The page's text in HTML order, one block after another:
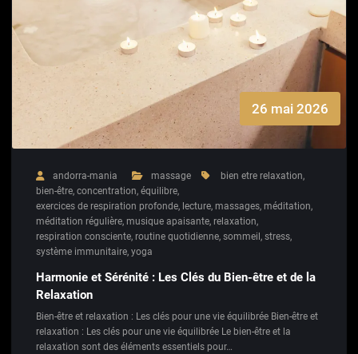
26 mai 2026
andorra-mania massage bien etre relaxation,
bien-être, concentration, équilibre,
exercices de respiration profonde, lecture, massages, méditation,
méditation régulière, musique apaisante, relaxation,
respiration consciente, routine quotidienne, sommeil , stress,
système immunitaire, yoga
Harmonie et Sérénité : Les Clés du Bien-être et de la
Relaxation
Bien-être et relaxation : Les clés pour une vie équilibrée Bien-être et
relaxation : Les clés pour une vie équilibrée Le bien-être et la
relaxation sont des éléments essentiels pour…